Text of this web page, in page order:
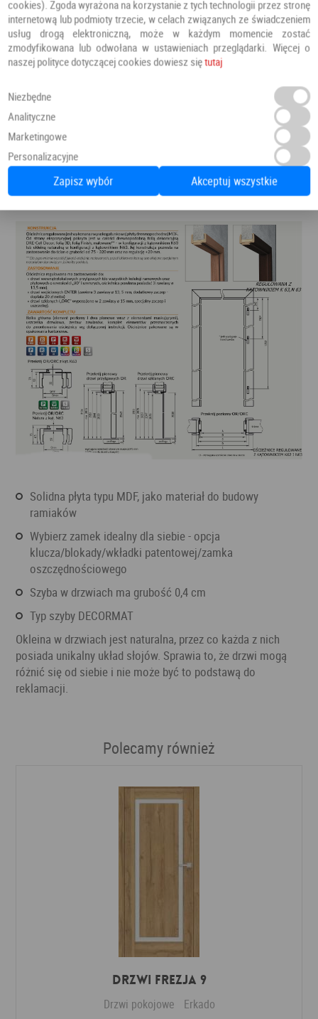
solidna płyta typu MDF, jako materiał do budowy
ramiaków
wybierz zamek idealny dla siebie - opcja
klucza/blokady/wkładki patentowej/zamka
oszczędnościowego
szyba w drzwiach ma grubość 0,4 cm
typ szyby DECORMAT
Okleina w drzwiach jest naturalna, przez co każda z nich
posiada unikalny układ słojów. Sprawia to, że drzwi mogą
różnić się od siebie i nie może być to podstawą do
reklamacji.
Polecamy również
DRZWI FREZJA 9
Drzwi pokojowe Erkado
cookies). Zgoda wyrażona na korzystanie z tych technologii przez stronę
internetową lub podmioty trzecie, w celach związanych ze świadczeniem
usług drogą elektroniczną, może w każdym momencie zostać
zmodyfikowana lub odwołana w ustawieniach przeglądarki. Więcej o
naszej polityce dotyczącej cookies dowiesz siętutaj
Niezbędne
Analityczne
Marketingowe
Personalizacyjne
Zapisz wybór Akceptuj wszystkie